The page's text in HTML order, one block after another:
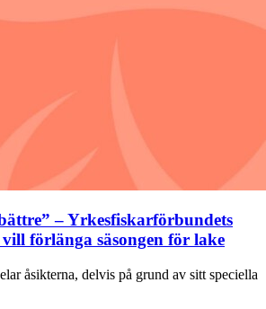
– Yrkesfiskarförbundets
förlänga säsongen för lake
åsikterna, delvis på grund av sitt speciella